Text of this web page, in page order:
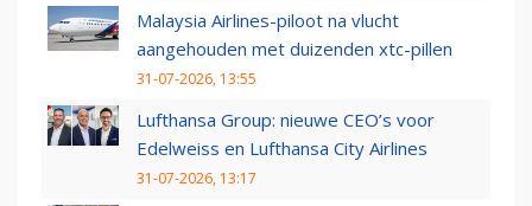
Malaysia Airlines-piloot na vlucht
aangehouden met duizenden xtc-pillen
31-07-2026, 13:55
Lufthansa Group: nieuwe CEO’s voor
Edelweiss en Lufthansa City Airlines
31-07-2026, 13:17